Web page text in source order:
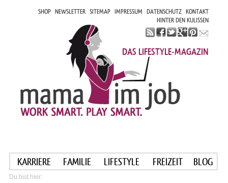
SHOP NEWSLETTER SITEMAP IMPRESSUM DATENSCHUTZ KONTAKT
HINTER DEN KULISSEN
DAS LIFESTYLE-MAGAZIN
KARRIERE FAMILIE LIFESTYLE FREIZEIT BLOG
Du bist hier: